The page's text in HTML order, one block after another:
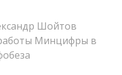
Шойтов
работы Минцифры в